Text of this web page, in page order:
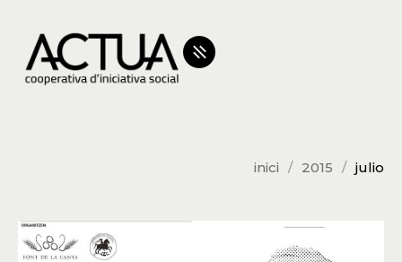
inici 2015 julio